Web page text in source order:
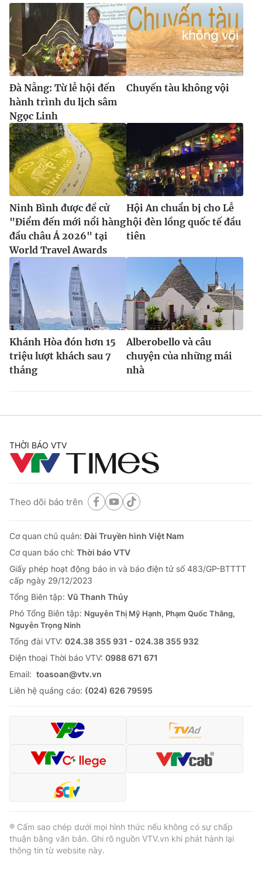
Đà Nẵng: Từ lễ hội đến
hành trình du lịch sâm
Ngọc Linh
Chuyến tàu không vội
Ninh Bình được đề cử
"Điểm đến mới nổi hàng
đầu châu Á 2026" tại
World Travel Awards
Hội An chuẩn bị cho Lễ
hội đèn lồng quốc tế đầu
tiên
Khánh Hòa đón hơn 15
triệu lượt khách sau 7
tháng
Alberobello và câu
chuyện của những mái
nhà
THỜI BÁO VTV
Theo dõi báo trên
Cơ quan chủ quản:Đài Truyền hình Việt Nam
Cơ quan báo chí: Thời báo VTV
Giấy phép hoạt động báo in và báo điện tử số 483/GP-BTTTT
cấp ngày 29/12/2023
Tổng Biên tập: Vũ Thanh Thủy
Phó Tổng Biên tập: Nguyễn Thị Mỹ Hạnh, Phạm Quốc Thắng,
Nguyễn Trọng Ninh
Tổng đài VTV: 024.38 355 931 - 024.38 355 932
Ðiện thoại Thời báo VTV: 0988 671 671
Email: toasoan@vtv.vn
Liên hệ quảng cáo: (024) 626 79595
® Cấm sao chép dưới mọi hình thức nếu không có sự chấp
thuận bằng văn bản. Ghi rõ nguồn VTV.vn khi phát hành lại
thông tin từ website này.